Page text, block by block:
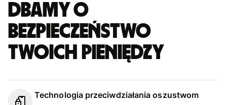
Dbamy o
bezpieczeństwo
Twoich pieniędzy
Technologia przeciwdziałania oszustwom